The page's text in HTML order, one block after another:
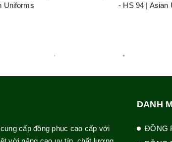
Uniforms
- HS 94 | Asian
cấp đồng phục cao cấp với
DANH
ĐỒNG